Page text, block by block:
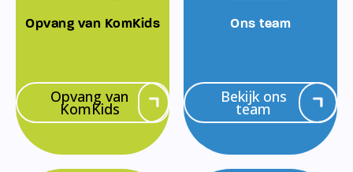
Opvang van KomKids
Opvang van
KomKids
Ons team
Bekijk ons
team